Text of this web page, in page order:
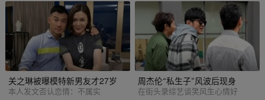
关之琳被曝模特新男友才27岁
本人发文否认恋情：不属实
周杰伦“私生子”风波后现身
在街头录综艺谈笑风生心情好